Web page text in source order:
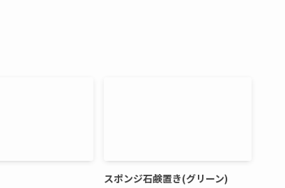
スポンジ石鹸置き(グリーン)